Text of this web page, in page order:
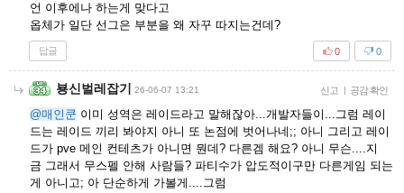
언 이후에나 하는게 맞다고
옵체가 일단 선그은 부분을 왜 자꾸 따지는건데?
답글 0
0
뵹신벌레잡기 26-06-07 13:21 신고 | 공감 확인
@매인쿤 이미 성역은 레이드라고 말해잖아...개발자들이...그럼 레이
드는 레이드 끼리 봐야지 아니 또 논점에 벗어나네;; 아니 그리고 레이
드가 pve 메인 컨테츠가 아니면 뭔데? 다른겜 해요? 아니 무슨....지
금 그래서 무스펠 안해 사람들? 파티수가 압도적이구만 다른게임 되는
게 아니고; 아 단순하게 가볼게....그럼